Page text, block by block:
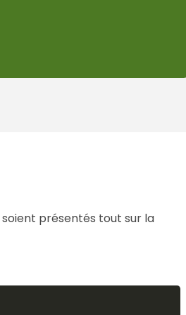
présentés tout sur la